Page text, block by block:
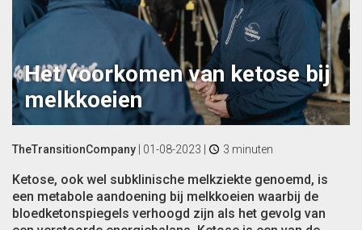
Het voorkomen van ketose bij
melkkoeien
TheTransitionCompany 01-08-2023 3 minuten
Ketose, ook wel subklinische melkziekte genoemd, is
een metabole aandoening bij melkkoeien waarbij de
bloedketonspiegels verhoogd zijn als het gevolg van